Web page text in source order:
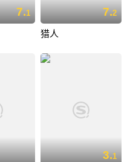
7.1 7.2
猎人
3.1